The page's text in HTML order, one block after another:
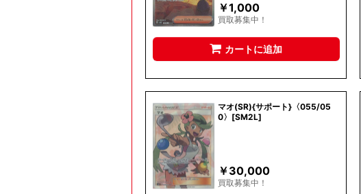
￥1,000
買取募集中！
カートに追加
マオ(SR){サポート}〈055/05
0〉[SM2L]
￥30,000
買取募集中！